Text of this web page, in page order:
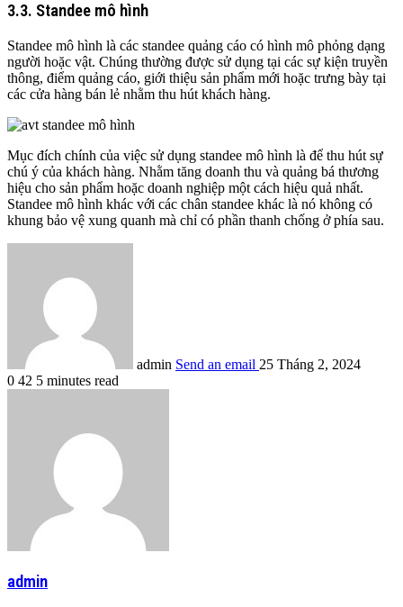
3.3. Standee mô hình
Standee mô hình là các standee quảng cáo có hình mô phỏng dạng
người hoặc vật. Chúng thường được sử dụng tại các sự kiện truyền
thông, điểm quảng cáo, giới thiệu sản phẩm mới hoặc trưng bày tại
các cửa hàng bán lẻ nhằm thu hút khách hàng.
Mục đích chính của việc sử dụng standee mô hình là để thu hút sự
chú ý của khách hàng. Nhằm tăng doanh thu và quảng bá thương
hiệu cho sản phẩm hoặc doanh nghiệp một cách hiệu quả nhất.
Standee mô hình khác với các chân standee khác là nó không có
khung bảo vệ xung quanh mà chỉ có phần thanh chống ở phía sau.
admin Send an email 25 Tháng 2, 2024
0 42 5 minutes read
admin